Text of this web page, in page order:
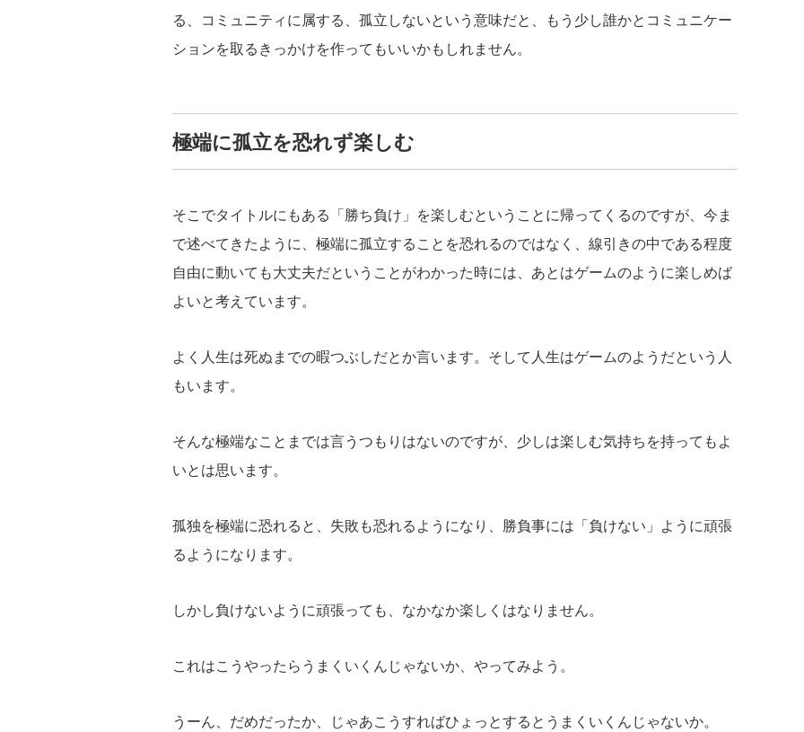
る、コミュニティに属する、孤立しないという意味だと、もう少し誰かとコミュニケー
ションを取るきっかけを作ってもいいかもしれません。
極端に孤立を恐れず楽しむ
そこでタイトルにもある「勝ち負け」を楽しむということに帰ってくるのですが、今ま
で述べてきたように、極端に孤立することを恐れるのではなく、線引きの中である程度
自由に動いても大丈夫だということがわかった時には、あとはゲームのように楽しめば
よいと考えています。
よく人生は死ぬまでの暇つぶしだとか言います。そして人生はゲームのようだという人
もいます。
そんな極端なことまでは言うつもりはないのですが、少しは楽しむ気持ちを持ってもよ
いとは思います。
孤独を極端に恐れると、失敗も恐れるようになり、勝負事には「負けない」ように頑張
るようになります。
しかし負けないように頑張っても、なかなか楽しくはなりません。
これはこうやったらうまくいくんじゃないか、やってみよう。
うーん、だめだったか、じゃあこうすればひょっとするとうまくいくんじゃないか。